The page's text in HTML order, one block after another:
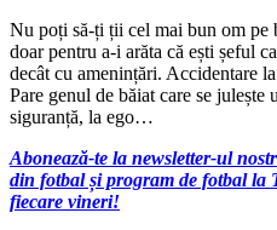
Nu poți să-ți ții cel mai bun om pe
doar pentru a-i arăta că ești șeful
decât cu amenințări. Accidentare
Pare genul de băiat care se julește
siguranță, la ego…
Abonează-te la newsletter-ul
din fotbal și program de fotbal la
fiecare vineri!